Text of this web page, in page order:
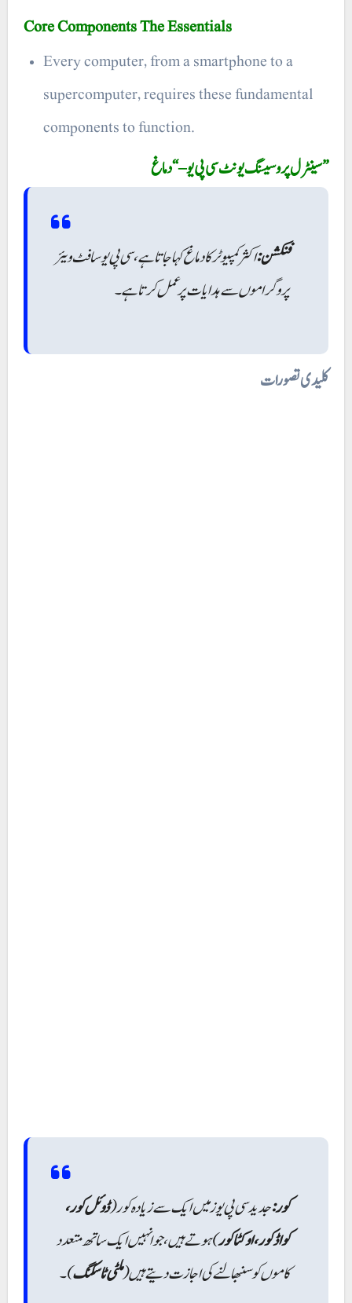
Core Components The Essentials
Every computer, from a smartphone to a
supercomputer, requires these fundamental
components to function.
سینٹرل پروسیسنگ یونٹ سی پی یو – “دماغ”
فنکشن:اکثر کمپیوٹر کا دماغ کہا جاتا ہے، سی پی یو سافٹ ویئر
پروگراموں سے ہدایات پر عمل کرتا ہے۔
کلیدی تصورات
کور:جدیدسی پی یوز میں ایک سے زیادہ کور (ڈوئل کور،
کواڈ کور، اوکٹا کور) ہوتے ہیں، جو انہیں ایک ساتھ متعدد
کاموں کو سنبھالنے کی اجازت دیتے ہیں (ملٹی ٹاسکنگ)۔